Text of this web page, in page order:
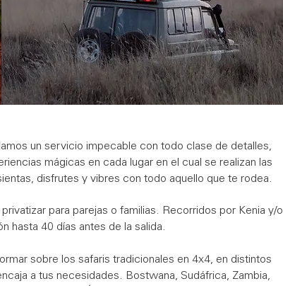
un servicio impecable con todo clase de detalles,
mágicas en cada lugar en el cual se realizan las
disfrutes y vibres con todo aquello que te rodea.
para parejas o familias. Recorridos por Kenia y/o
hasta 40 días antes de la salida.
sobre los safaris tradicionales en 4x4, en distintos
a tus necesidades. Bostwana, Sudáfrica, Zambia,